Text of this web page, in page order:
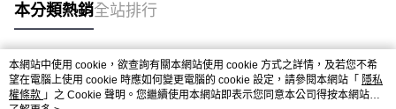
本分類熱銷全站排行
熱門標籤
本網站中使用 cookie，欲查詢有關本網站使用 cookie 方式之詳情，及若您不希
望在電腦上使用 cookie 時應如何變更電腦的 cookie 設定，請參閱本網站「 隱私
權條款 」之 Cookie 聲明。您繼續使用本網站即表示您同意本公司得按本網站使